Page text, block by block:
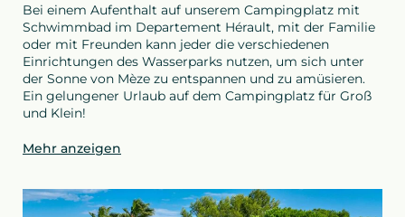
Bei einem Aufenthalt auf unserem Campingplatz mit
Schwimmbad im Departement Hérault, mit der Familie
oder mit Freunden kann jeder die verschiedenen
Einrichtungen des Wasserparks nutzen, um sich unter
der Sonne von Mèze zu entspannen und zu amüsieren.
Ein gelungener Urlaub auf dem Campingplatz für Groß
und Klein!
Mehr anzeigen